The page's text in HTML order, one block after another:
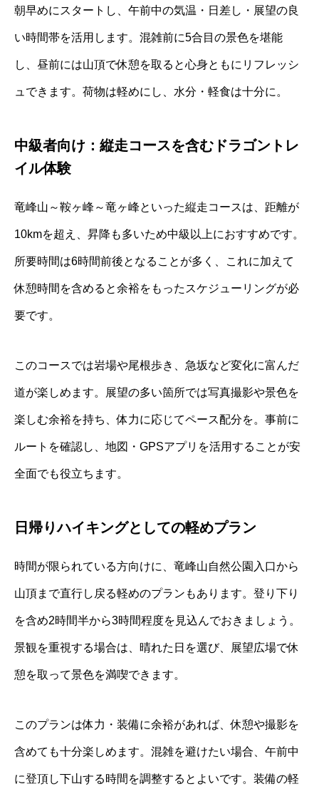
朝早めにスタートし、午前中の気温・日差し・展望の良
い時間帯を活用します。混雑前に5合目の景色を堪能
し、昼前には山頂で休憩を取ると心身ともにリフレッシ
ュできます。荷物は軽めにし、水分・軽食は十分に。
中級者向け：縦走コースを含むドラゴントレ
イル体験
竜峰山～鞍ヶ峰～竜ヶ峰といった縦走コースは、距離が
10kmを超え、昇降も多いため中級以上におすすめです。
所要時間は6時間前後となることが多く、これに加えて
休憩時間を含めると余裕をもったスケジューリングが必
要です。
このコースでは岩場や尾根歩き、急坂など変化に富んだ
道が楽しめます。展望の多い箇所では写真撮影や景色を
楽しむ余裕を持ち、体力に応じてペース配分を。事前に
ルートを確認し、地図・GPSアプリを活用することが安
全面でも役立ちます。
日帰りハイキングとしての軽めプラン
時間が限られている方向けに、竜峰山自然公園入口から
山頂まで直行し戻る軽めのプランもあります。登り下り
を含め2時間半から3時間程度を見込んでおきましょう。
景観を重視する場合は、晴れた日を選び、展望広場で休
憩を取って景色を満喫できます。
このプランは体力・装備に余裕があれば、休憩や撮影を
含めても十分楽しめます。混雑を避けたい場合、午前中
に登頂し下山する時間を調整するとよいです。装備の軽